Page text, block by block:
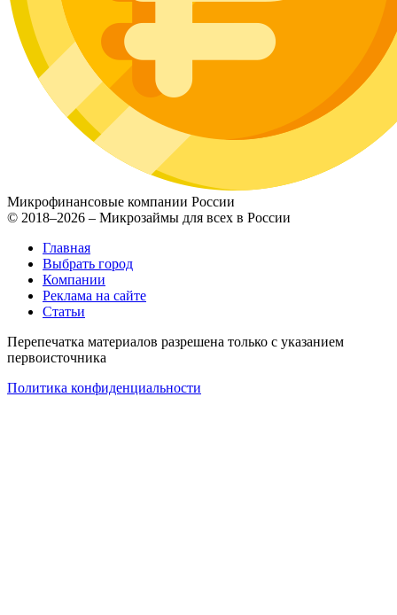
Микрофинансовые компании России
© 2018–2026 – Микрозаймы для всех в России
Главная
Выбрать город
Компании
Реклама на сайте
Статьи
Перепечатка материалов разрешена только с указанием
первоисточника
Политика конфиденциальности